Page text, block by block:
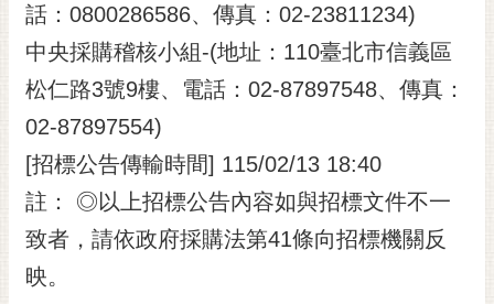
話：0800286586、傳真：02-23811234)
中央採購稽核小組-(地址：110臺北市信義區
松仁路3號9樓、電話：02-87897548、傳真：
02-87897554)
[招標公告傳輸時間] 115/02/13 18:40
註： ◎以上招標公告內容如與招標文件不一
致者，請依政府採購法第41條向招標機關反
映。